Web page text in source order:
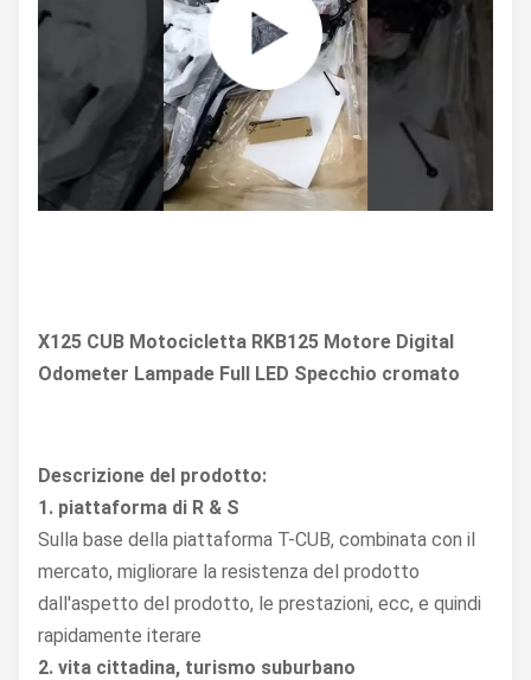
X125 CUB Motocicletta RKB125 Motore Digital
Odometer Lampade Full LED Specchio cromato
Descrizione del prodotto:
1. piattaforma di R & S
Sulla base della piattaforma T-CUB, combinata con il
mercato, migliorare la resistenza del prodotto
dall'aspetto del prodotto, le prestazioni, ecc, e quindi
rapidamente iterare
2. vita cittadina, turismo suburbano